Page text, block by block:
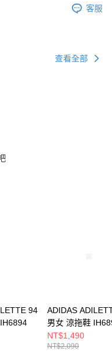
客服
查看全部
94
ADIDAS
男女 涼拖鞋
NT$1,490
NT$2,090